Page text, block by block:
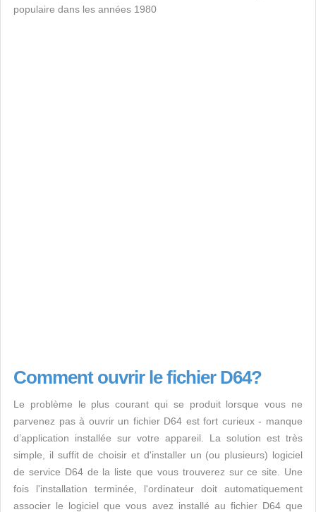
populaire dans les années 1980
Comment ouvrir le fichier D64?
Le problème le plus courant qui se produit lorsque vous ne
parvenez pas à ouvrir un fichier D64 est fort curieux - manque
d’application installée sur votre appareil. La solution est très
simple, il suffit de choisir et d'installer un (ou plusieurs) logiciel
de service D64 de la liste que vous trouverez sur ce site. Une
fois l'installation terminée, l'ordinateur doit automatiquement
associer le logiciel que vous avez installé au fichier D64 que